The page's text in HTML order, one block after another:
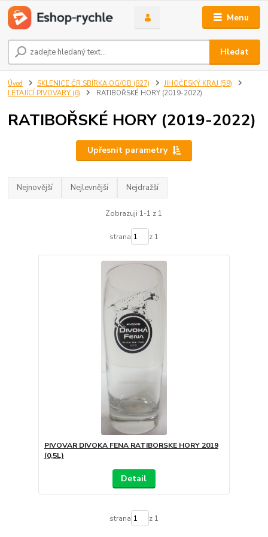
Menu
Hledat
Úvod SKLENICE ČR SBÍRKA OG/OB (827)
JIHOČESKÝ KRAJ (59)
LÉTAJÍCÍ PIVOVARY (6)
RATIBOŘSKÉ HORY (2019-2022)
RATIBOŘSKÉ HORY (2019-2022)
Upřesnit parametry
Nejnovější Nejlevnější Nejdražší
Zobrazuji 1-1 z 1
strana z 1
PIVOVAR DIVOKA FENA RATIBORSKE HORY 2019
(0,5L)
Detail
strana z 1